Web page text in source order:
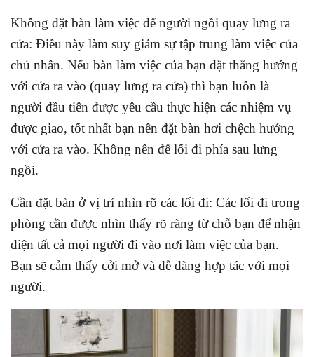
Không đặt bàn làm việc để người ngồi quay lưng ra
cửa: Điều này làm suy giảm sự tập trung làm việc của
chủ nhân. Nếu bàn làm việc của bạn đặt thẳng hướng
với cửa ra vào (quay lưng ra cửa) thì bạn luôn là
người đầu tiên được yêu cầu thực hiện các nhiệm vụ
được giao, tốt nhất bạn nên đặt bàn hơi chệch hướng
với cửa ra vào. Không nên để lối đi phía sau lưng
ngồi.
Cần đặt bàn ở vị trí nhìn rõ các lối đi: Các lối đi trong
phòng cần được nhìn thấy rõ ràng từ chỗ bạn để nhận
diện tất cả mọi người đi vào nơi làm việc của bạn.
Bạn sẽ cảm thấy cởi mở và dễ dàng hợp tác với mọi
người.